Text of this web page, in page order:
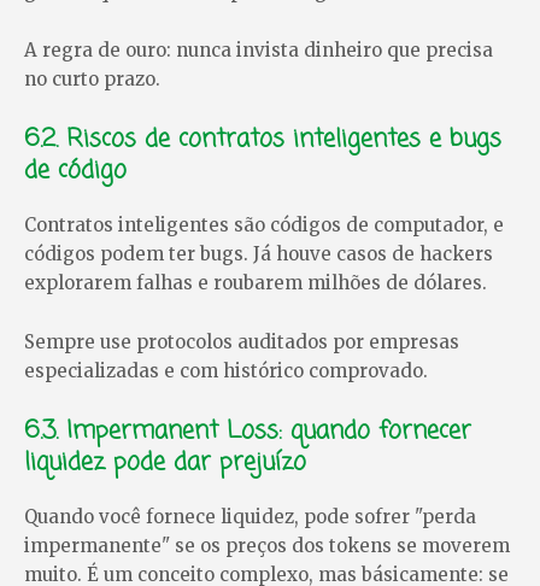
A regra de ouro: nunca invista dinheiro que precisa
no curto prazo.
6.2. Riscos de contratos inteligentes e bugs
de código
Contratos inteligentes são códigos de computador, e
códigos podem ter bugs. Já houve casos de hackers
explorarem falhas e roubarem milhões de dólares.
Sempre use protocolos auditados por empresas
especializadas e com histórico comprovado.
6.3. Impermanent Loss: quando fornecer
liquidez pode dar prejuízo
Quando você fornece liquidez, pode sofrer "perda
impermanente" se os preços dos tokens se moverem
muito. É um conceito complexo, mas básicamente: se